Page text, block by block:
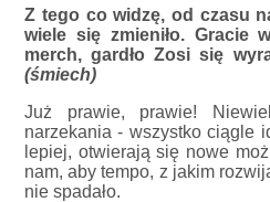
Z tego co widzę, od czasu
wiele się zmieniło. Gracie
merch, gardło Zosi się
(śmiech)
Już prawie, prawie!
narzekania - wszystko ciągle
lepiej, otwierają się nowe
nam, aby tempo, z jakim
nie spadało.